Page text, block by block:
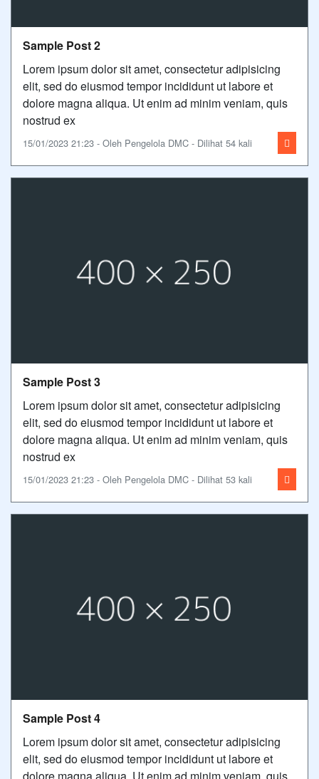
Sample Post 2
Lorem ipsum dolor sit amet, consectetur adipisicing
elit, sed do eiusmod tempor incididunt ut labore et
dolore magna aliqua. Ut enim ad minim veniam, quis
nostrud ex
15/01/2023 21:23 - Oleh Pengelola DMC - Dilihat 54 kali
Sample Post 3
Lorem ipsum dolor sit amet, consectetur adipisicing
elit, sed do eiusmod tempor incididunt ut labore et
dolore magna aliqua. Ut enim ad minim veniam, quis
nostrud ex
15/01/2023 21:23 - Oleh Pengelola DMC - Dilihat 53 kali
Sample Post 4
Lorem ipsum dolor sit amet, consectetur adipisicing
elit, sed do eiusmod tempor incididunt ut labore et